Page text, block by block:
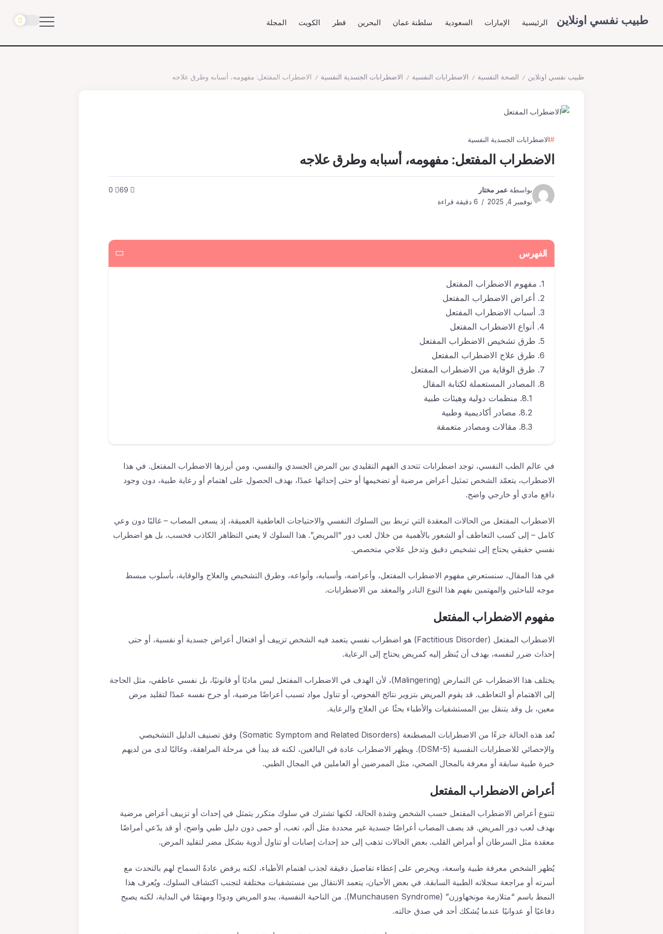
طبيب نفسي اونلاين الرئيسية الإمارات السعودية سلطنة عمان البحرين قطر الكويت المجلة
طبيب نفسي اونلاين / الصحة النفسية / الاضطرابات النفسية / الاضطرابات الجسدية النفسية / الاضطراب المفتعل: مفهومه، أسبابه وطرق علاجه
الاضطرابات الجسدية النفسية
الاضطراب المفتعل: مفهومه، أسبابه وطرق علاجه
بواسطة عمر مختار
نوفمبر 4, 2025
69
0
الفهرس
مفهوم الاضطراب المفتعل
أعراض الاضطراب المفتعل
أسباب الاضطراب المفتعل
أنواع الاضطراب المفتعل
طرق تشخيص الاضطراب المفتعل
طرق علاج الاضطراب المفتعل
طرق الوقاية من الاضطراب المفتعل
المصادر المستعملة لكتابة المقال
منظمات دولية وهيئات طبية
مصادر أكاديمية وطبية
مقالات ومصادر متعمقة
في عالم الطب النفسي، توجد اضطرابات تتحدى الفهم التقليدي بين المرض الجسدي والنفسي، ومن أبرزها الاضطراب المفتعل. في هذا
الاضطراب، يتعمّد الشخص تمثيل أعراض مرضية أو تضخيمها أو حتى إحداثها عمدًا، بهدف الحصول على اهتمام أو رعاية طبية، دون وجود
دافع مادي أو خارجي واضح.
الاضطراب المفتعل من الحالات المعقدة التي تربط بين السلوك النفسي والاحتياجات العاطفية العميقة، إذ يسعى المصاب – غالبًا دون وعي
كامل – إلى كسب التعاطف أو الشعور بالأهمية من خلال لعب دور “المريض”. هذا السلوك لا يعني التظاهر الكاذب فحسب، بل هو اضطراب
نفسي حقيقي يحتاج إلى تشخيص دقيق وتدخل علاجي متخصص.
في هذا المقال، سنستعرض مفهوم الاضطراب المفتعل، وأعراضه، وأسبابه، وأنواعه، وطرق التشخيص والعلاج والوقاية، بأسلوب مبسط
موجه للباحثين والمهتمين بفهم هذا النوع النادر والمعقد من الاضطرابات.
مفهوم الاضطراب المفتعل
الاضطراب المفتعل (Factitious Disorder) هو اضطراب نفسي يتعمد فيه الشخص تزييف أو افتعال أعراض جسدية أو نفسية، أو حتى
إحداث ضرر لنفسه، بهدف أن يُنظر إليه كمريض يحتاج إلى الرعاية.
يختلف هذا الاضطراب عن التمارض (Malingering)، لأن الهدف في الاضطراب المفتعل ليس ماديًا أو قانونيًا، بل نفسي عاطفي، مثل الحاجة
إلى الاهتمام أو التعاطف. قد يقوم المريض بتزوير نتائج الفحوص، أو تناول مواد تسبب أعراضًا مرضية، أو جرح نفسه عمدًا لتقليد مرض
معين، بل وقد يتنقل بين المستشفيات والأطباء بحثًا عن العلاج والرعاية.
تُعد هذه الحالة جزءًا من الاضطرابات المصطنعة (Somatic Symptom and Related Disorders) وفق تصنيف الدليل التشخيصي
والإحصائي للاضطرابات النفسية (DSM-5). ويظهر الاضطراب عادة في البالغين، لكنه قد يبدأ في مرحلة المراهقة، وغالبًا لدى من لديهم
خبرة طبية سابقة أو معرفة بالمجال الصحي، مثل الممرضين أو العاملين في المجال الطبي.
أعراض الاضطراب المفتعل
تتنوع أعراض الاضطراب المفتعل حسب الشخص وشدة الحالة، لكنها تشترك في سلوك متكرر يتمثل في إحداث أو تزييف أعراض مرضية
بهدف لعب دور المريض. قد يصف المصاب أعراضًا جسدية غير محددة مثل ألم، تعب، أو حمى دون دليل طبي واضح، أو قد يدّعي أمراضًا
معقدة مثل السرطان أو أمراض القلب. بعض الحالات تذهب إلى حد إحداث إصابات أو تناول أدوية بشكل مضر لتقليد المرض.
يُظهر الشخص معرفة طبية واسعة، ويحرص على إعطاء تفاصيل دقيقة لجذب اهتمام الأطباء، لكنه يرفض عادةً السماح لهم بالتحدث مع
أسرته أو مراجعة سجلاته الطبية السابقة. في بعض الأحيان، يتعمد الانتقال بين مستشفيات مختلفة لتجنب اكتشاف السلوك، ويُعرف هذا
النمط باسم “متلازمة مونخهاوزن” (Munchausen Syndrome). من الناحية النفسية، يبدو المريض ودودًا ومهتمًا في البداية، لكنه يصبح
دفاعيًا أو عدوانيًا عندما يُشكك أحد في صدق حالته.